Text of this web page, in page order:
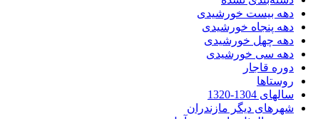
دهه بیست خورشیدی
دهه پنجاه خورشیدی
دهه چهل خورشیدی
دهه سی خورشیدی
دوره قاجار
روستاها
سالهای 1304-1320
شهرهای دیگر مازندران